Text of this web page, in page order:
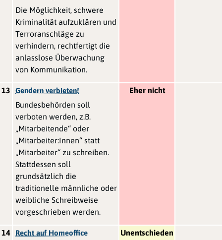
Die Möglichkeit, schwere
Kriminalität aufzuklären und
Terroranschläge zu
verhindern, rechtfertigt die
anlasslose Überwachung
von Kommunikation.
13 Gendern verbieten!
Bundesbehörden soll
verboten werden, z.B.
„Mitarbeitende“ oder
„Mitarbeiter:Innen“ statt
„Mitarbeiter“ zu schreiben.
Stattdessen soll
grundsätzlich die
traditionelle männliche oder
weibliche Schreibweise
vorgeschrieben werden.
Eher nicht
14
Recht auf Homeoffice
Unentschieden